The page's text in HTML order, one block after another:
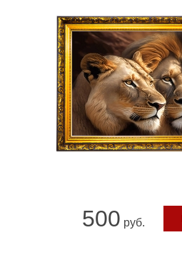
500 руб.